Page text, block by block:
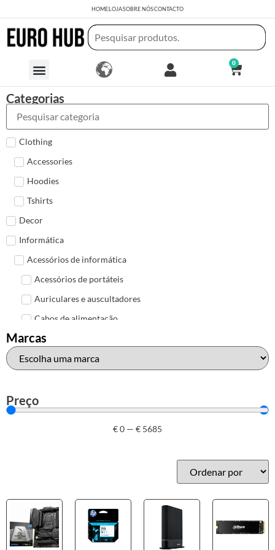
HOMELOJASOBRE NÓSCONTACTO
0
Categorias
Clothing
Accessories
Hoodies
Tshirts
Decor
Informática
Acessórios de informática
Acessórios de portáteis
Auriculares e auscultadores
Cabos de alimentação
Colunas de Som
Hubs
Mais acessórios USB
HP
Outros acessórios de informática
Marcas
Preço
€0 — € 5685